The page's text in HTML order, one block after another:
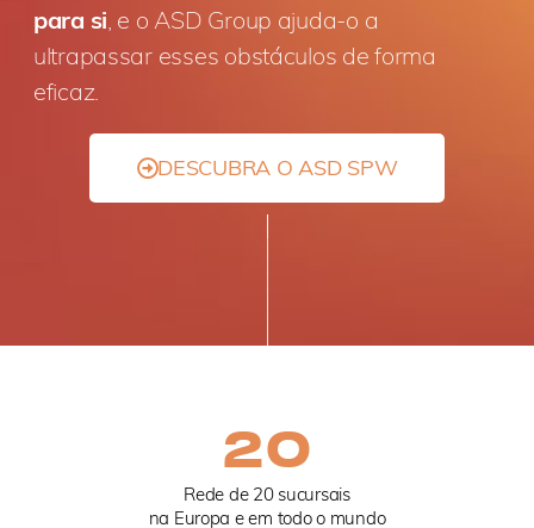
para si , e o ASD Group ajuda-o a
ultrapassar esses obstáculos de forma
eficaz.
DESCUBRA O ASD SPW
Rede de 20 sucursais
na Europa e em todo o mundo
20